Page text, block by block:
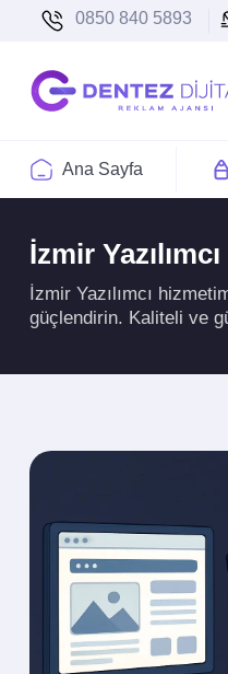
0850 840 5893
Ana Sayfa
İzmir Yazılımcı
İzmir Yazılımcı
güçlendirin. Kaliteli ve